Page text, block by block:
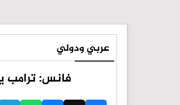
عربي ودولي
فانس: ترامب